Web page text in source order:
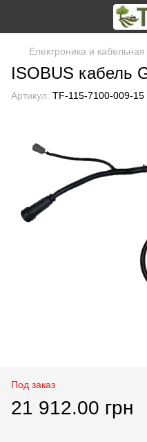
Електроника и
ISOBUS кабель
Артикул: TF-115-7100-009-15
Под заказ
21 912.00 грн